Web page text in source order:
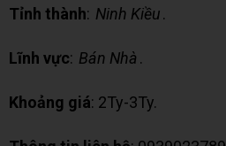
Tỉnh thành: Ninh Kiều.
Lĩnh vực: Bán Nhà .
Khoảng giá: 2Ty-3Ty.